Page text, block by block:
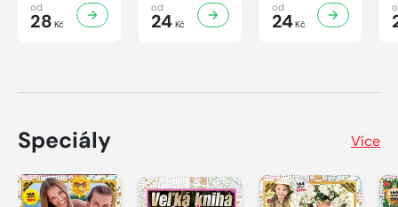
od
28 Kč
od
24Kč
od
24Kč
Speciály Více